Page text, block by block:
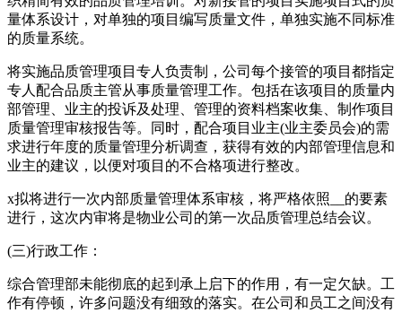
量体系设计，对单独的项目编写质量文件，单独实施不同标准
的质量系统。
将实施品质管理项目专人负责制，公司每个接管的项目都指定
专人配合品质主管从事质量管理工作。包括在该项目的质量内
部管理、业主的投诉及处理、管理的资料档案收集、制作项目
质量管理审核报告等。同时，配合项目业主(业主委员会)的需
求进行年度的质量管理分析调查，获得有效的内部管理信息和
业主的建议，以便对项目的不合格项进行整改。
x拟将进行一次内部质量管理体系审核，将严格依照__的要素
进行，这次内审将是物业公司的第一次品质管理总结会议。
(三)行政工作：
综合管理部未能彻底的起到承上启下的作用，有一定欠缺。工
作有停顿，许多问题没有细致的落实。在公司和员工之间没有